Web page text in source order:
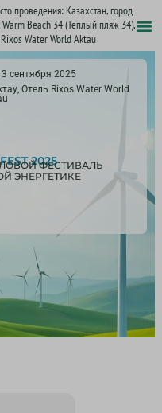
проведения: Казахстан, город
Warm Beach 34 (Теплый пляж 34),
Water World Aktau
сентября 2025
Отель Rixos Water World
2025
ФЕСТИВАЛЬ
ЭНЕРГЕТИКЕ